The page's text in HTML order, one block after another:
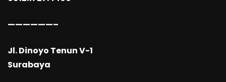
——————–
Jl. Dinoyo Tenun V-1
Surabaya